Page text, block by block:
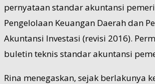
pernyataan standar akuntansi
Pengelolaan Keuangan Daerah dan
Akuntansi Investasi (revisi 2016).
buletin teknis standar akuntansi
Rina menegaskan, sejak berlakunya